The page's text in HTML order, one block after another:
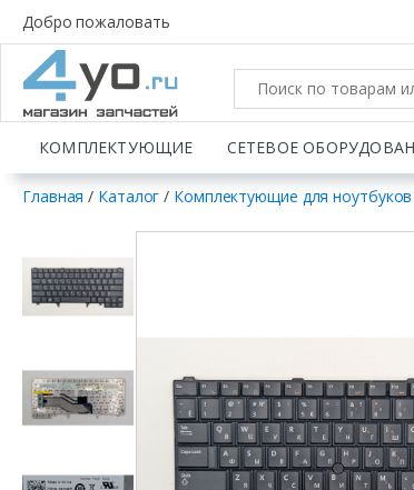
Добро пожаловать
КОМПЛЕКТУЮЩИЕ СЕТЕВОЕ
Главная / Каталог / Комплектующие для ноутбуков